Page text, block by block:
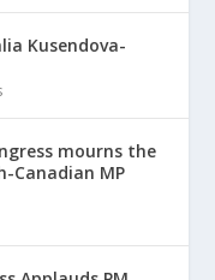
Kusendova-
mourns the
Canadian MP